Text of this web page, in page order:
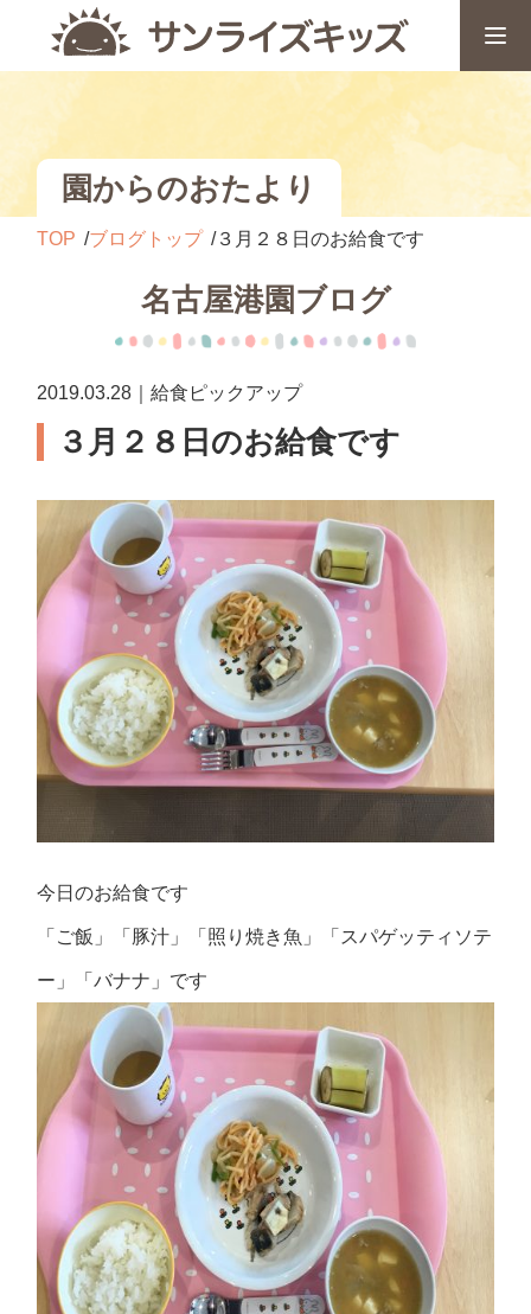
園からのおたより
TOP ブログトップ ３月２８日のお給食です
名古屋港園ブログ
2019.03.28｜給食ピックアップ
３月２８日のお給食です
今日のお給食です
「ご飯」「豚汁」「照り焼き魚」「スパゲッティソテ
ー」「バナナ」です